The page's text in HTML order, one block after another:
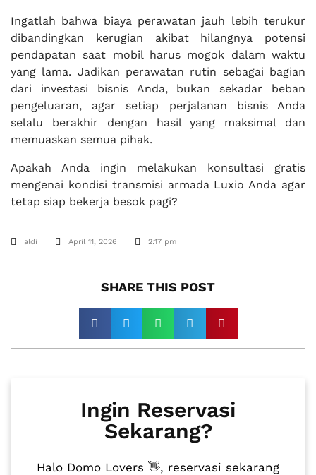
Ingatlah bahwa biaya perawatan jauh lebih terukur
dibandingkan kerugian akibat hilangnya potensi
pendapatan saat mobil harus mogok dalam waktu
yang lama. Jadikan perawatan rutin sebagai bagian
dari investasi bisnis Anda, bukan sekadar beban
pengeluaran, agar setiap perjalanan bisnis Anda
selalu berakhir dengan hasil yang maksimal dan
memuaskan semua pihak.
Apakah Anda ingin melakukan konsultasi gratis
mengenai kondisi transmisi armada Luxio Anda agar
tetap siap bekerja besok pagi?
aldi April 11, 2026 2:17 pm
SHARE THIS POST​
Ingin Reservasi
Sekarang?
Halo Domo Lovers 👋, reservasi sekarang